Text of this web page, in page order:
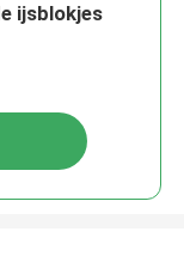
ijsblokjes